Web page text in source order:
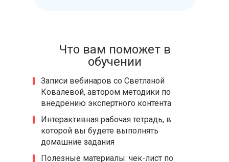
Что вам поможет в
обучении
Полезные материалы: чек-лист по
Интерактивная рабочая тетрадь, в
которой вы будете выполнять
домашние задания
Записи вебинаров со Светланой
Ковалевой, автором методики по
внедрению экспертного контента